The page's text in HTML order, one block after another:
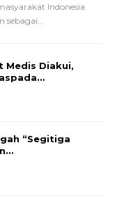
Indonesia
sebagai
Medis Diakui,
“Segitiga